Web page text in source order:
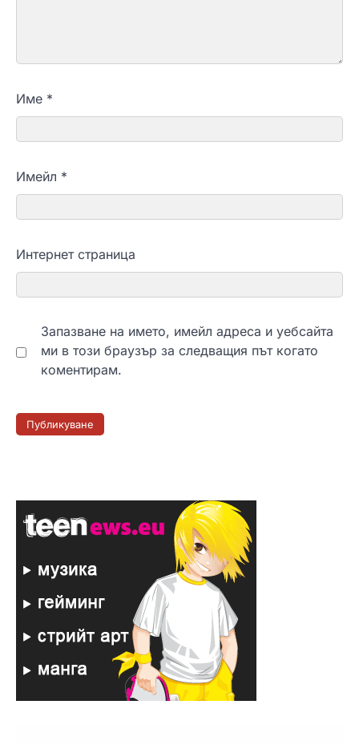
Име *
Имейл *
Интернет страница
Запазване на името, имейл адреса и уебсайта
ми в този браузър за следващия път когато
коментирам.